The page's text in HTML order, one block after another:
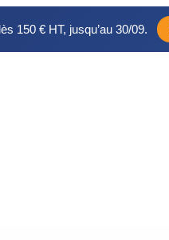
150 € HT, jusqu’au 30/09.